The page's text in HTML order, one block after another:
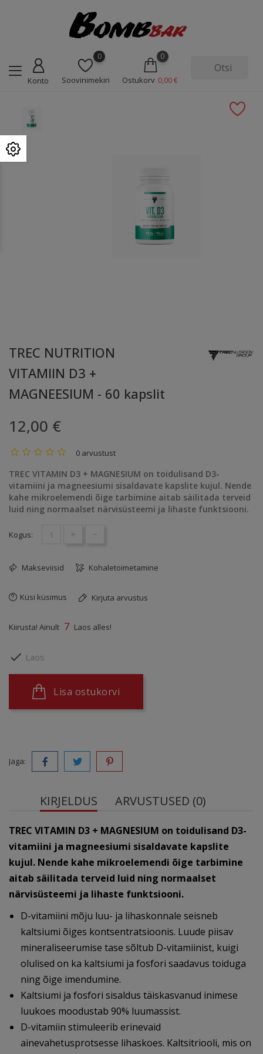
Konto
0
Soovinimekiri
0
Ostukorv 0,00 €
TREC NUTRITION
VITAMIIN D3 +
MAGNEESIUM - 60 kapslit
12,00 €
0 arvustust
TREC VITAMIN D3 + MAGNESIUM on toidulisand D3-
vitamiini ja magneesiumi sisaldavate kapslite kujul. Nende
kahe mikroelemendi õige tarbimine aitab säilitada terveid
luid ning normaalset närvisüsteemi ja lihaste funktsiooni.
Kogus: + -
Makseviisid Kohaletoimetamine
Küsi küsimus Kirjuta arvustus
Kiirusta! Ainult 7 Laos alles!
 Laos
Lisa ostukorvi
Jaga:
KIRJELDUS ARVUSTUSED (0)
TREC VITAMIN D3 + MAGNESIUM on toidulisand D3-
vitamiini ja magneesiumi sisaldavate kapslite
kujul. Nende kahe mikroelemendi õige tarbimine
aitab säilitada terveid luid ning normaalset
närvisüsteemi ja lihaste funktsiooni.
D-vitamiini mõju luu- ja lihaskonnale seisneb
kaltsiumi õiges kontsentratsioonis. Luude piisav
mineraliseerumise tase sõltub D-vitamiinist, kuigi
olulised on ka kaltsiumi ja fosfori saadavus toiduga
ning õige imendumine.
Kaltsiumi ja fosfori sisaldus täiskasvanud inimese
luukoes moodustab 90% luumassist.
D-vitamiin stimuleerib erinevaid
ainevahetusprotsesse lihaskoes. Kaltsitriooli, mis on